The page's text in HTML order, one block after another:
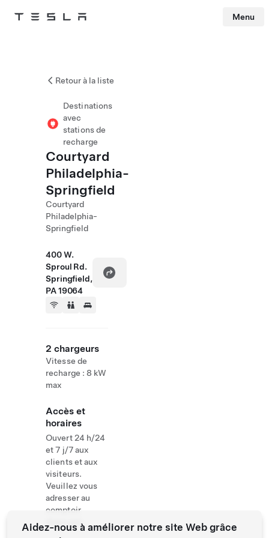
Tesla Menu
Retour à la liste
Destinations
avec
stations de
recharge
Courtyard
Philadelphia-
Springfield
Courtyard
Philadelphia-
Springfield
400 W.
Sproul Rd.
Springfield,
PA 19064
2 chargeurs
Vitesse de
recharge : 8 kW
max
Accès et
horaires
Ouvert 24 h/24
et 7 j/7 aux
clients et aux
visiteurs.
Veuillez vous
adresser au
comptoir
d'accueil
Aidez-nous à améliorer notre site Web grâce